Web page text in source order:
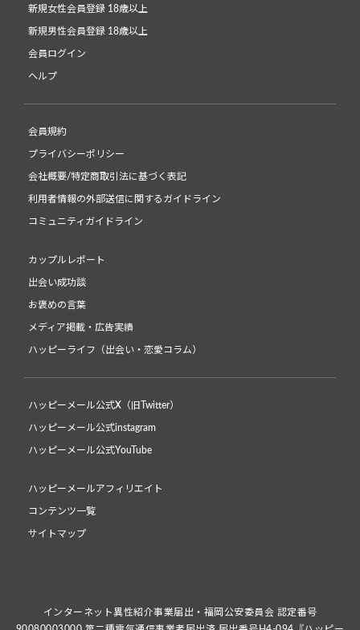
新規女性会員登録 18歳以上
新規男性会員登録 18歳以上
会員ログイン
ヘルプ
会員規約
プライバシーポリシー
会社概要/特定商取引法に基づく表記
利用者情報の外部送信に関するガイドライン
コミュニティガイドライン
カップルレポート
出会い成功談
お褒めの言葉
メディア掲載・広告実績
ハッピーライフ（出会い・恋愛コラム）
ハッピーメール公式X（旧Twitter）
ハッピーメール公式instagram
ハッピーメール公式YouTube
ハッピーメールアフィリエイト
コンテンツ一覧
サイトマップ
インターネット異性紹介事業届出・福岡公安委員会 認定番号